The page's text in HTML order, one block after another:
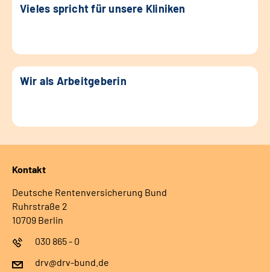
Vieles spricht für unsere Kliniken
Wir als Arbeitgeberin
Kontakt
Deutsche Rentenversicherung Bund
Ruhrstraße 2
10709 Berlin
030 865 - 0
drv@drv-bund.de